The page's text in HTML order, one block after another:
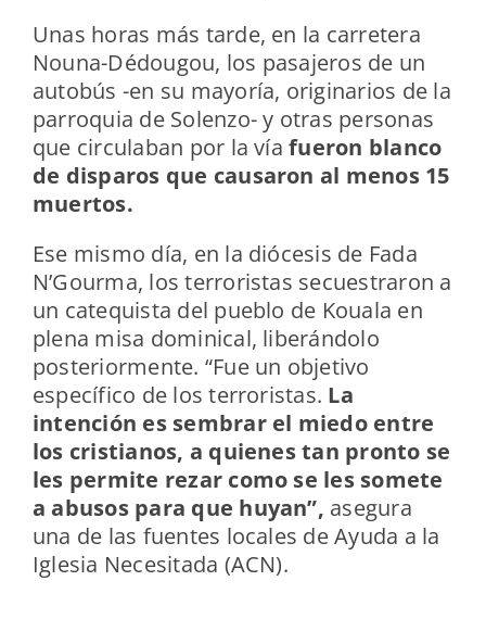
Unas horas más tarde, en la carretera
Nouna-Dédougou, los pasajeros de un
autobús -en su mayoría, originarios de la
parroquia de Solenzo- y otras personas
que circulaban por la víafueron blanco
de disparos que causaron al menos 15
muertos.
Ese mismo día, en la diócesis de Fada
N’Gourma, los terroristas secuestraron a
un catequista del pueblo de Kouala en
plena misa dominical, liberándolo
posteriormente. “Fue un objetivo
específico de los terroristas. La
intención es sembrar el miedo entre
los cristianos, a quienes tan pronto se
les permite rezar como se les somete
a abusos para que huyan”, asegura
una de las fuentes locales de Ayuda a la
Iglesia Necesitada (ACN).